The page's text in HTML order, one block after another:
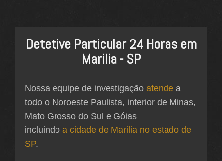
Detetive Particular 24 Horas em
Marilia - SP
Nossa equipe de investigação atende a
todo o Noroeste Paulista, interior de Minas,
Mato Grosso do Sul e Góias
incluindo a cidade de Marilia no estado de
SP.